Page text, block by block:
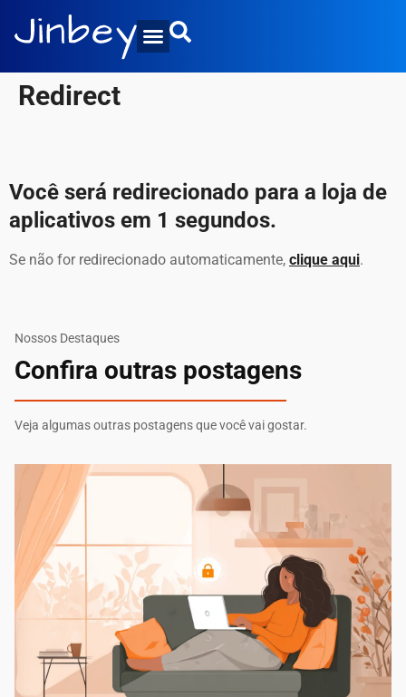
Redirect
Você será redirecionado para a loja de
aplicativos em 1 segundos.
Se não for redirecionado automaticamente, clique aqui.
Nossos Destaques
Confira outras postagens
Veja algumas outras postagens que você vai gostar.